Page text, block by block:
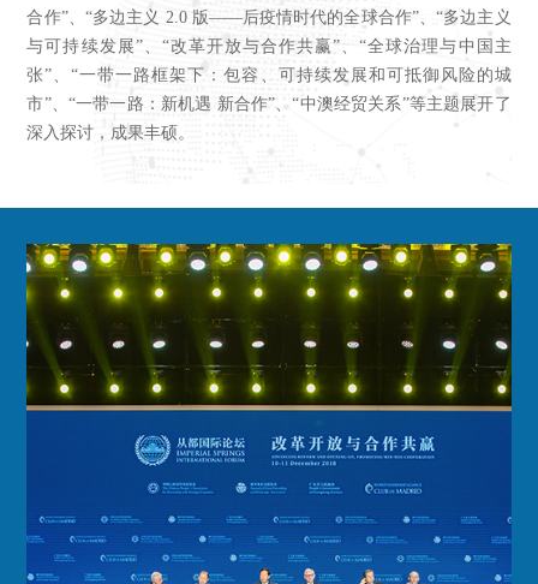
合作”、“多边主义 2.0 版——后疫情时代的全球合作”、“多边主义
与可持续发展”、“改革开放与合作共赢”、“全球治理与中国主
张”、“一带一路框架下：包容、可持续发展和可抵御风险的城
市”、“一带一路：新机遇 新合作”、“中澳经贸关系”等主题展开了
深入探讨，成果丰硕。